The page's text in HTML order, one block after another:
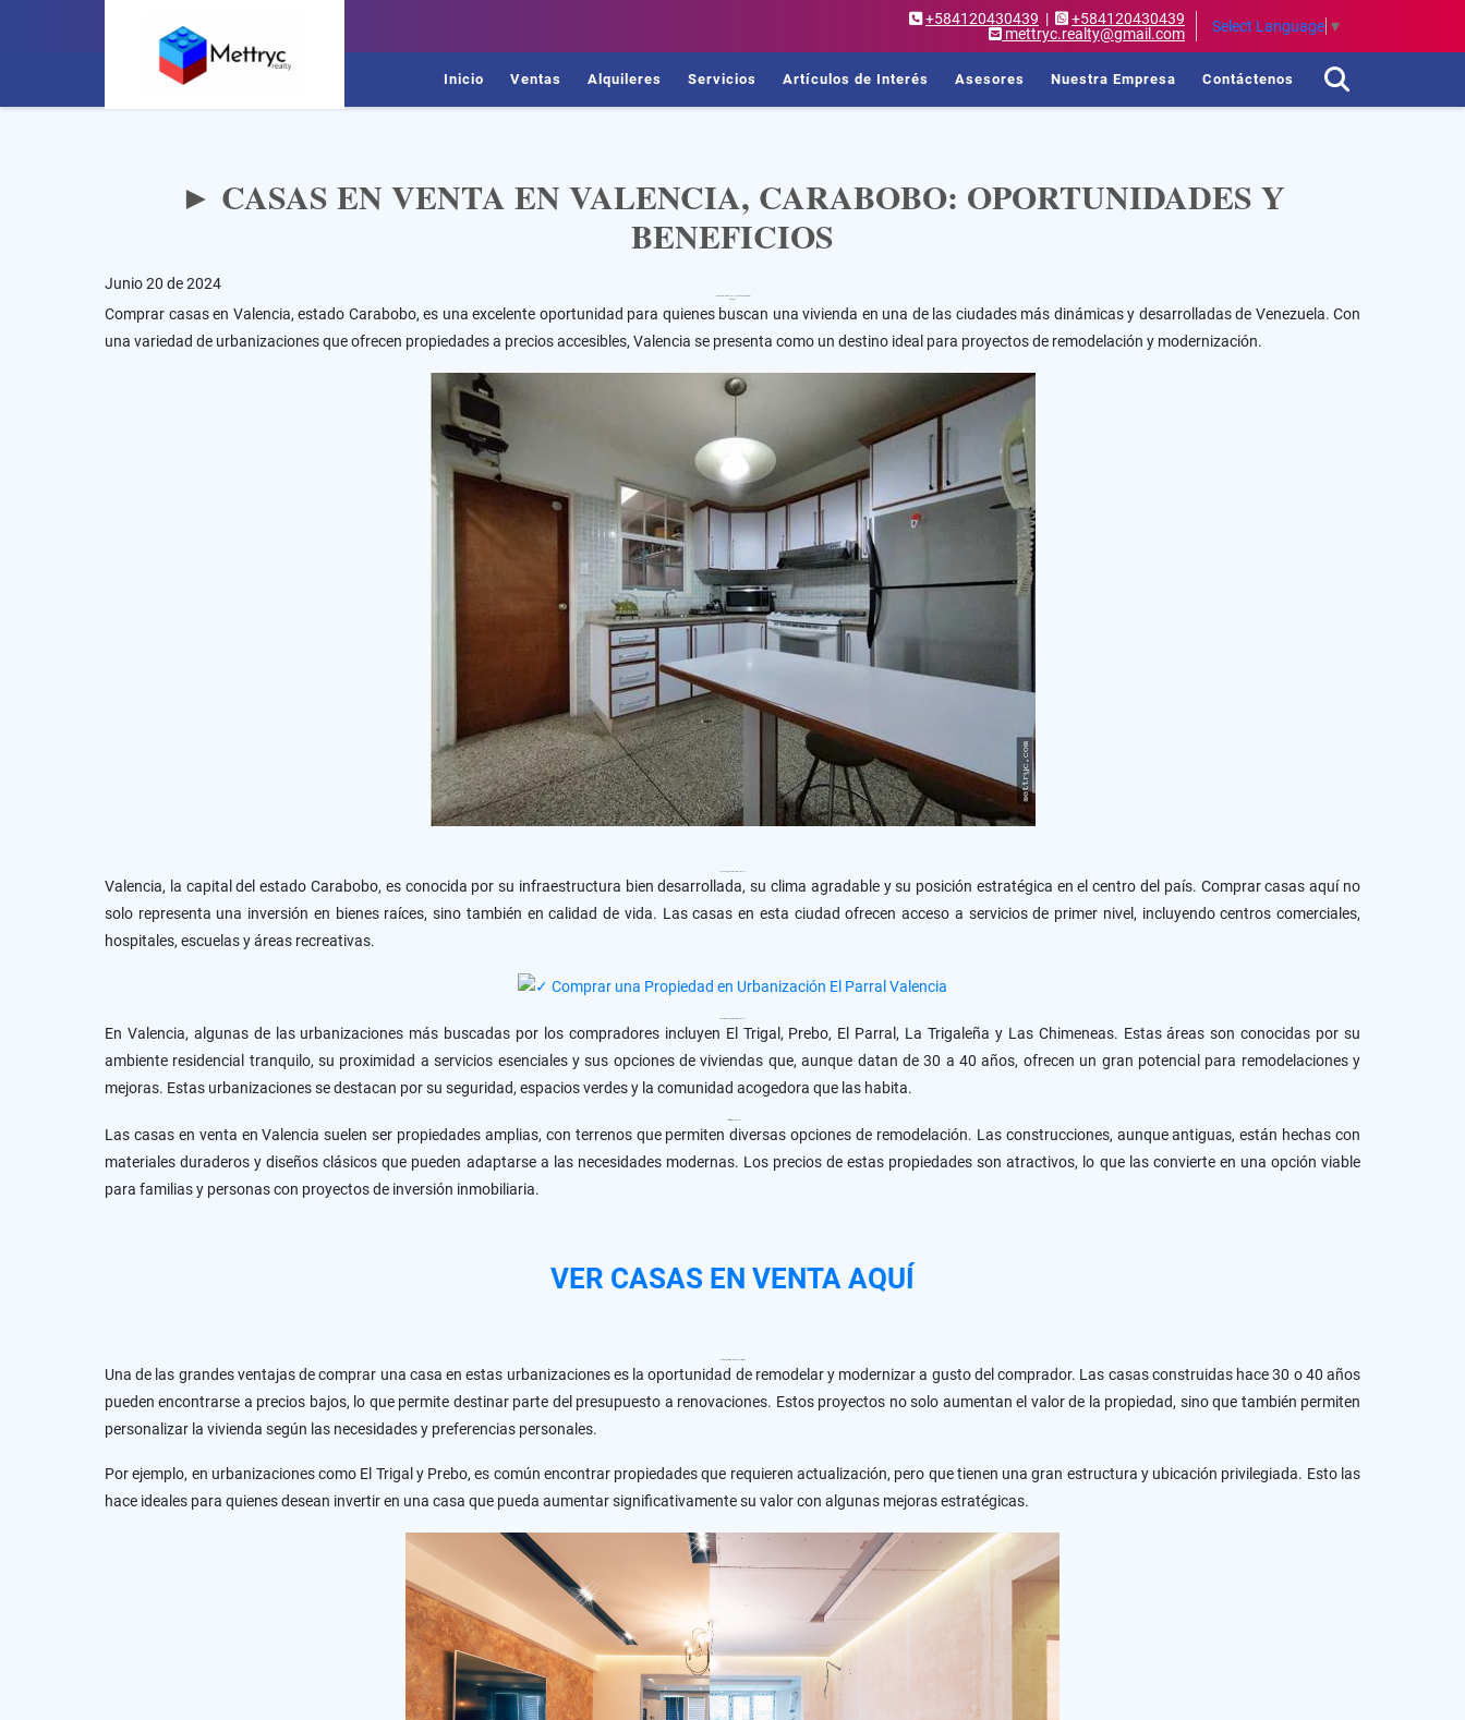
+584120430439 |
+584120430439
mettryc.realty@gmail.com
Select Language ▼
Inicio Ventas Alquileres Servicios Artículos de Interés Asesores Nuestra Empresa Contáctenos
► CASAS EN VENTA EN VALENCIA, CARABOBO: OPORTUNIDADES Y
BENEFICIOS
Junio 20 de 2024
Comprar casas en Valencia, estado Carabobo, es una excelente oportunidad para quienes buscan una vivienda en una de las ciudades más dinámicas y desarrolladas de Venezuela. Con
una variedad de urbanizaciones que ofrecen propiedades a precios accesibles, Valencia se presenta como un destino ideal para proyectos de remodelación y modernización.
Valencia, la capital del estado Carabobo, es conocida por su infraestructura bien desarrollada, su clima agradable y su posición estratégica en el centro del país. Comprar casas aquí no
solo representa una inversión en bienes raíces, sino también en calidad de vida. Las casas en esta ciudad ofrecen acceso a servicios de primer nivel, incluyendo centros comerciales,
hospitales, escuelas y áreas recreativas.
En Valencia, algunas de las urbanizaciones más buscadas por los compradores incluyen El Trigal, Prebo, El Parral, La Trigaleña y Las Chimeneas. Estas áreas son conocidas por su
ambiente residencial tranquilo, su proximidad a servicios esenciales y sus opciones de viviendas que, aunque datan de 30 a 40 años, ofrecen un gran potencial para remodelaciones y
mejoras. Estas urbanizaciones se destacan por su seguridad, espacios verdes y la comunidad acogedora que las habita.
Las casas en venta en Valencia suelen ser propiedades amplias, con terrenos que permiten diversas opciones de remodelación. Las construcciones, aunque antiguas, están hechas con
materiales duraderos y diseños clásicos que pueden adaptarse a las necesidades modernas. Los precios de estas propiedades son atractivos, lo que las convierte en una opción viable
para familias y personas con proyectos de inversión inmobiliaria.
VER CASAS EN VENTA AQUÍ
Una de las grandes ventajas de comprar una casa en estas urbanizaciones es la oportunidad de remodelar y modernizar a gusto del comprador. Las casas construidas hace 30 o 40 años
pueden encontrarse a precios bajos, lo que permite destinar parte del presupuesto a renovaciones. Estos proyectos no solo aumentan el valor de la propiedad, sino que también permiten
personalizar la vivienda según las necesidades y preferencias personales.
Por ejemplo, en urbanizaciones como El Trigal y Prebo, es común encontrar propiedades que requieren actualización, pero que tienen una gran estructura y ubicación privilegiada. Esto las
hace ideales para quienes desean invertir en una casa que pueda aumentar significativamente su valor con algunas mejoras estratégicas.